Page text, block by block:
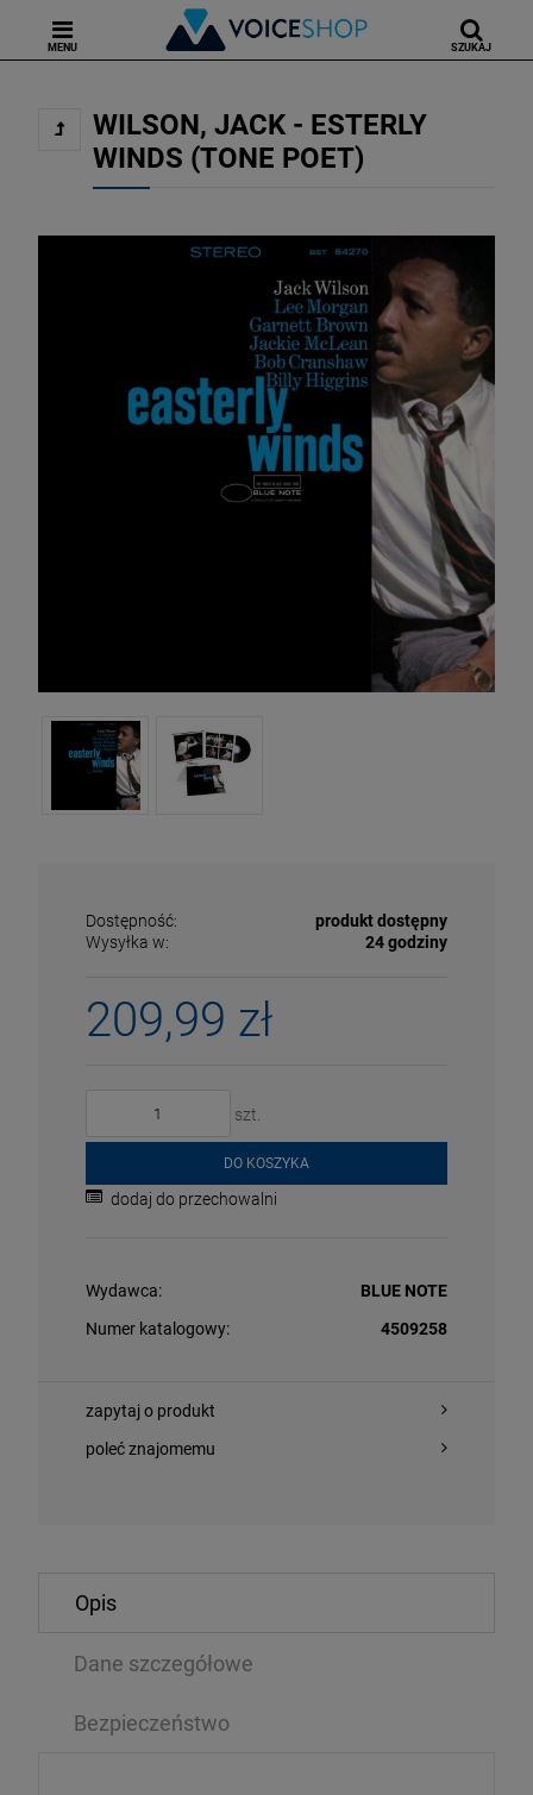
MENU SZUKAJ
- RADIO-ACTIVITY (50TH ANNIV. PICTURE DISC) DAVIS,
PRZECENA
WILSON, JACK - ESTERLY
WINDS (TONE POET)
Dostępność:
produkt dostępny
Wysyłka w:
24 godziny
209,99 zł
szt.
DO KOSZYKA
dodaj do przechowalni
Wydawca:
BLUE NOTE
Numer katalogowy:
4509258
zapytaj o produkt
poleć znajomemu
Opis
Dane szczegółowe
Bezpieczeństwo